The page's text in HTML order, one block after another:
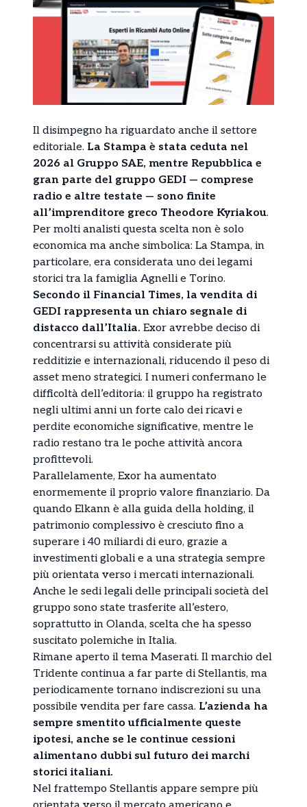
Il disimpegno ha riguardato anche il settore
editoriale. La Stampa è stata ceduta nel
2026 al Gruppo SAE, mentre Repubblica e
gran parte del gruppo GEDI — comprese
radio e altre testate — sono finite
all’imprenditore greco Theodore Kyriakou.
Per molti analisti questa scelta non è solo
economica ma anche simbolica: La Stampa, in
particolare, era considerata uno dei legami
storici tra la famiglia Agnelli e Torino.
Secondo il Financial Times, la vendita di
GEDI rappresenta un chiaro segnale di
distacco dall’Italia. Exor avrebbe deciso di
concentrarsi su attività considerate più
redditizie e internazionali, riducendo il peso di
asset meno strategici. I numeri confermano le
difficoltà dell’editoria: il gruppo ha registrato
negli ultimi anni un forte calo dei ricavi e
perdite economiche significative, mentre le
radio restano tra le poche attività ancora
profittevoli.
Parallelamente, Exor ha aumentato
enormemente il proprio valore finanziario. Da
quando Elkann è alla guida della holding, il
patrimonio complessivo è cresciuto fino a
superare i 40 miliardi di euro, grazie a
investimenti globali e a una strategia sempre
più orientata verso i mercati internazionali.
Anche le sedi legali delle principali società del
gruppo sono state trasferite all’estero,
soprattutto in Olanda, scelta che ha spesso
suscitato polemiche in Italia.
Rimane aperto il tema Maserati. Il marchio del
Tridente continua a far parte di Stellantis, ma
periodicamente tornano indiscrezioni su una
possibile vendita per fare cassa. L’azienda ha
sempre smentito ufficialmente queste
ipotesi, anche se le continue cessioni
alimentano dubbi sul futuro dei marchi
storici italiani.
Nel frattempo Stellantis appare sempre più